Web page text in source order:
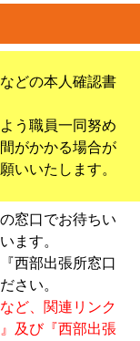
どの本人確認書
う職員一同努め
がかかる場合が
いいたします。
窓口でお待ちい
ます。
西部出張所窓口
さい。
ど、関連リンク
及び『西部出張